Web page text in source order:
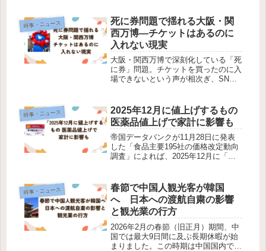
時事・ニュース
死に券問題で揺れる大阪・関
西万博―チケットはあるのに
入れない現実
大阪・関西万博で深刻化している「死
に券」問題。チケットを買ったのに入
場できないという声が相次ぎ、SNS
い戻し問題、混雑の実態、そして
SNSで寄せられている声を整理しま
す。死...
時事・ニュース
2025年12月に値上げするもの
医薬品値上げで家計に影響も
帝国データバンクが11月28日に発表
した「食品主要195社の価格改定動向
調査」によれば、2025年12月に「家
りました。この「217品目」は、2025
年11月の143品目...
時事・ニュース
春節で中国人観光客が韓国
へ 日本への渡航自粛の影響
と観光業の行方
2026年2月の春節（旧正月）期間、中
国では最大9日間に及ぶ長期休暇が始
まりました。この時期は中国国内で延